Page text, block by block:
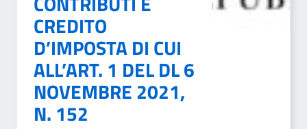
CREDITO
D’IMPOSTA DI CUI
ALL’ART. 1 DEL DL 6
NOVEMBRE 2021,
N. 152